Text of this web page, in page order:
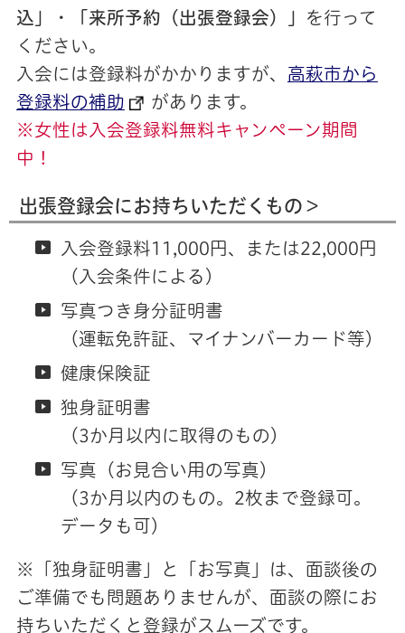
込」
・ 「来所予約（出張登録会）」
を行って
ください。
入会には登録料がかかりますが、 高萩市から
登録料の補助
があります。
※女性は入会登録料無料キャンペーン期間
中！
出張登録会にお持ちいただくもの＞
入会登録料11,000円、または22,000円
（入会条件による）
写真つき身分証明書
（運転免許証、マイナンバーカード等）
健康保険証
独身証明書
（3か月以内に取得のもの）
写真（お見合い用の写真）
（3か月以内のもの。2枚まで登録可。
データも可）
※「独身証明書」と「お写真」は、面談後の
ご準備でも問題ありませんが、面談の際にお
持ちいただくと登録がスムーズです。